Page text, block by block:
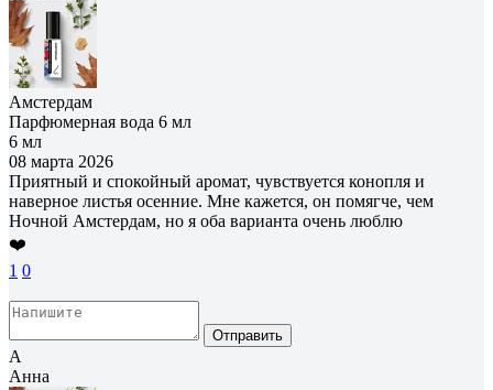
Амстердам
Парфюмерная вода 6 мл
6 мл
08 марта 2026
Приятный и спокойный аромат, чувствуется конопля и
наверное листья осенние. Мне кажется, он помягче, чем
Ночной Амстердам, но я оба варианта очень люблю
❤️
1 0
Отправить
А
Анна